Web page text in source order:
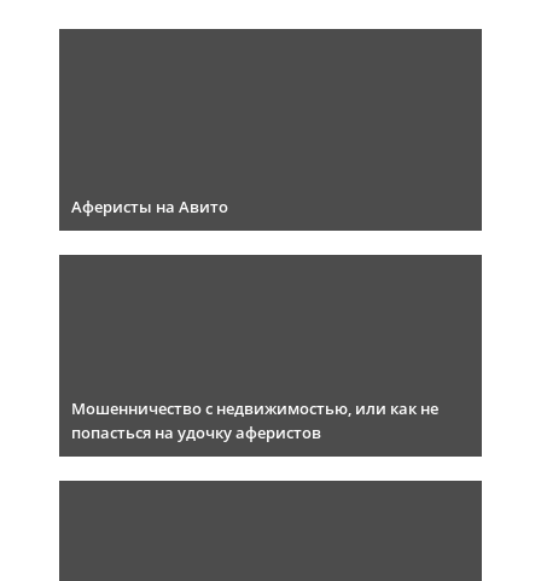
Аферисты на Авито
Мошенничество с недвижимостью, или как не
попасться на удочку аферистов